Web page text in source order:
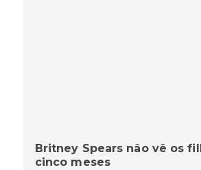
Britney Spears não vê os
cinco meses